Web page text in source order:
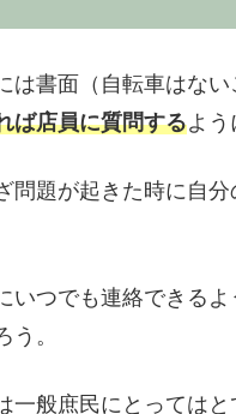
は書面（自転車はな
ば店員に質問するよう
題が起きた時に自
つでも連絡できるよ
う。
一般庶民にとっては